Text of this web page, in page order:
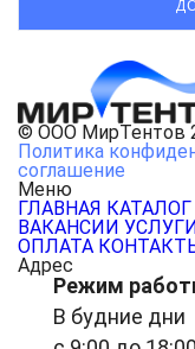
© ООО МирТентов
Политика
соглашение
Меню
ГЛАВНАЯ КАТАЛОГ
ВАКАНСИИ
ОПЛАТА
Адрес
Режим
В будние дни